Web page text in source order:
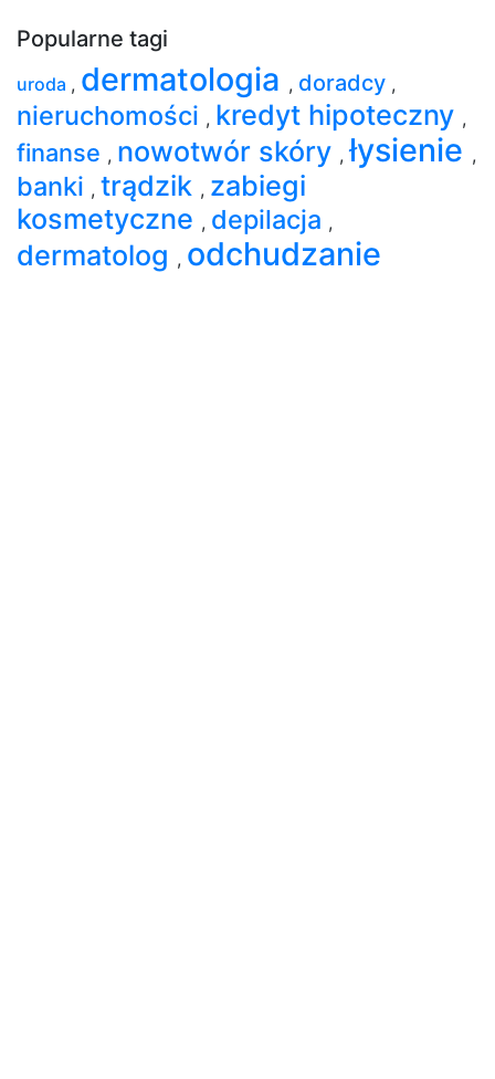
Popularne tagi
uroda , dermatologia , doradcy ,
nieruchomości , kredyt hipoteczny ,
finanse , nowotwór skóry ,łysienie ,
banki , trądzik , zabiegi
kosmetyczne , depilacja ,
dermatolog , odchudzanie